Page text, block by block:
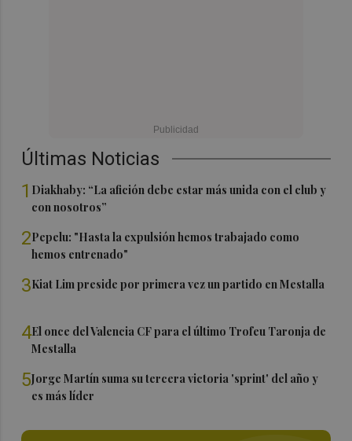
Últimas Noticias
1 Diakhaby: “La afición debe estar más unida con el club y
con nosotros”
2Pepelu: "Hasta la expulsión hemos trabajado como
hemos entrenado"
3Kiat Lim preside por primera vez un partido en Mestalla
4El once del Valencia CF para el último Trofeu Taronja de
Mestalla
5Jorge Martín suma su tercera victoria 'sprint' del año y
es más líder